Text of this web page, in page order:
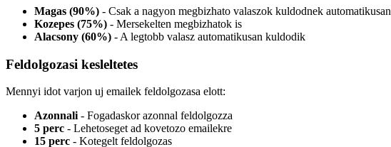
Magas (90%) - Csak a nagyon megbizhato valaszok kuldodnek automatikusan
Kozepes (75%) - Mersekelten megbizhatok is
Alacsony (60%) - A legtobb valasz automatikusan kuldodik
Feldolgozasi kesleltetes
Mennyi idot varjon uj emailek feldolgozasa elott:
Azonnali - Fogadaskor azonnal feldolgozza
5 perc - Lehetoseget ad kovetozo emailekre
15 perc - Kotegelt feldolgozas